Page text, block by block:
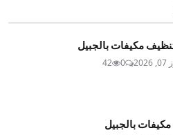
مكيفات بالجبيل
0
42
بالجبيل